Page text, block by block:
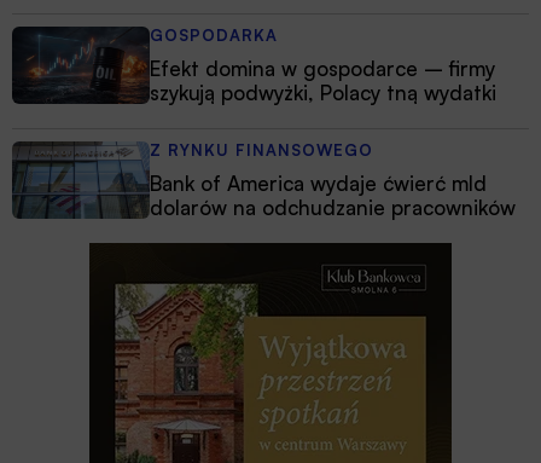
GOSPODARKA
Efekt domina w gospodarce – firmy
szykują podwyżki, Polacy tną wydatki
Z RYNKU FINANSOWEGO
Bank of America wydaje ćwierć mld
dolarów na odchudzanie pracowników